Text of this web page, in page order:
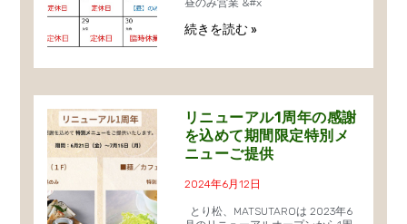
昼のみ営業 &#x
続きを読む »
リニューアル1周年の感謝
を込めて期間限定特別メ
ニューご提供
2024年6月12日
とり松、MATSUTAROは 2023年6